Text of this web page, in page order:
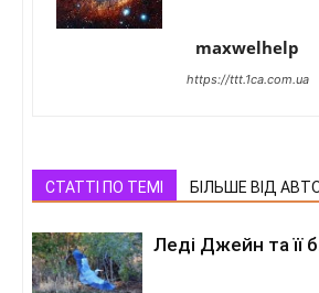
maxwelhelp
https://ttt.1ca.com.ua
СТАТТІ ПО ТЕМІ БІЛЬШЕ ВІД
Леді Джейн та її